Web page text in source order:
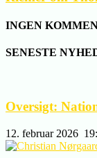
INGEN
SENESTE
Oversigt:
12. februar 2026